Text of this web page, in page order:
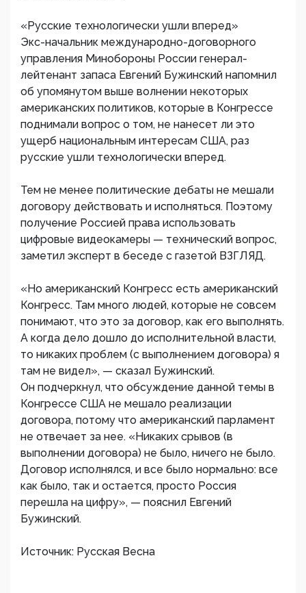
«Русские технологически ушли вперед»
Экс-начальник международно-договорного
управления Минобороны России генерал-
лейтенант запаса Евгений Бужинский напомнил
об упомянутом выше волнении некоторых
американских политиков, которые в Конгрессе
поднимали вопрос о том, не нанесет ли это
ущерб национальным интересам США, раз
русские ушли технологически вперед.
Тем не менее политические дебаты не мешали
договору действовать и исполняться. Поэтому
получение Россией права использовать
цифровые видеокамеры — технический вопрос,
заметил эксперт в беседе с газетой ВЗГЛЯД.
«Но американский Конгресс есть американский
Конгресс. Там много людей, которые не совсем
понимают, что это за договор, как его выполнять.
А когда дело дошло до исполнительной власти,
то никаких проблем (с выполнением договора) я
там не видел», — сказал Бужинский.
Он подчеркнул, что обсуждение данной темы в
Конгрессе США не мешало реализации
договора, потому что американский парламент
не отвечает за нее. «Никаких срывов (в
выполнении договора) не было, ничего не было.
Договор исполнялся, и все было нормально: все
как было, так и остается, просто Россия
перешла на цифру», — пояснил Евгений
Бужинский.
Источник: Русская Весна